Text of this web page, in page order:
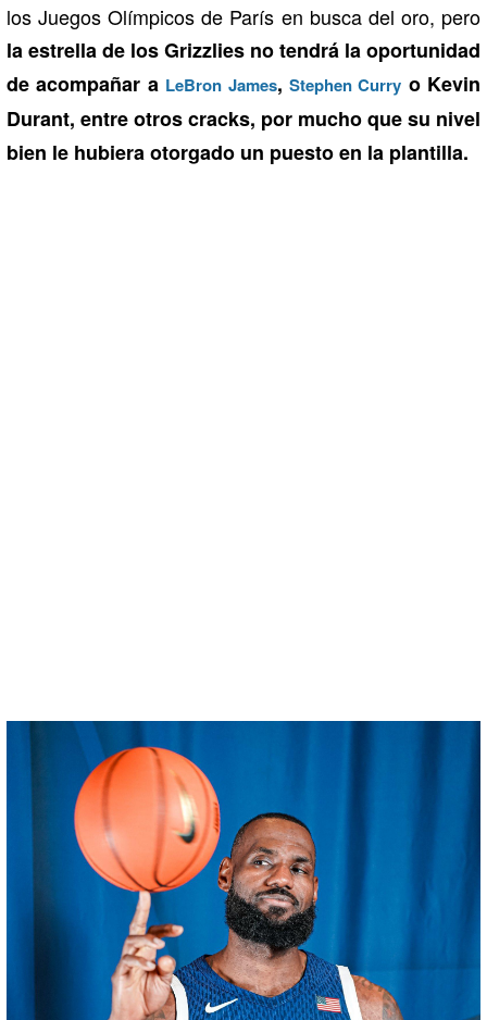
los Juegos Olímpicos de París en busca del oro, pero
la estrella de los Grizzlies no tendrá la oportunidad
de acompañar a LeBron James, Stephen Curry o Kevin
Durant, entre otros cracks, por mucho que su nivel
bien le hubiera otorgado un puesto en la plantilla.